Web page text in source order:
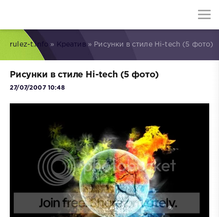
rulez-t.info » Креатив » Рисунки в стиле Hi-tech (5 фото)
Рисунки в стиле Hi-tech (5 фото)
27/07/2007 10:48